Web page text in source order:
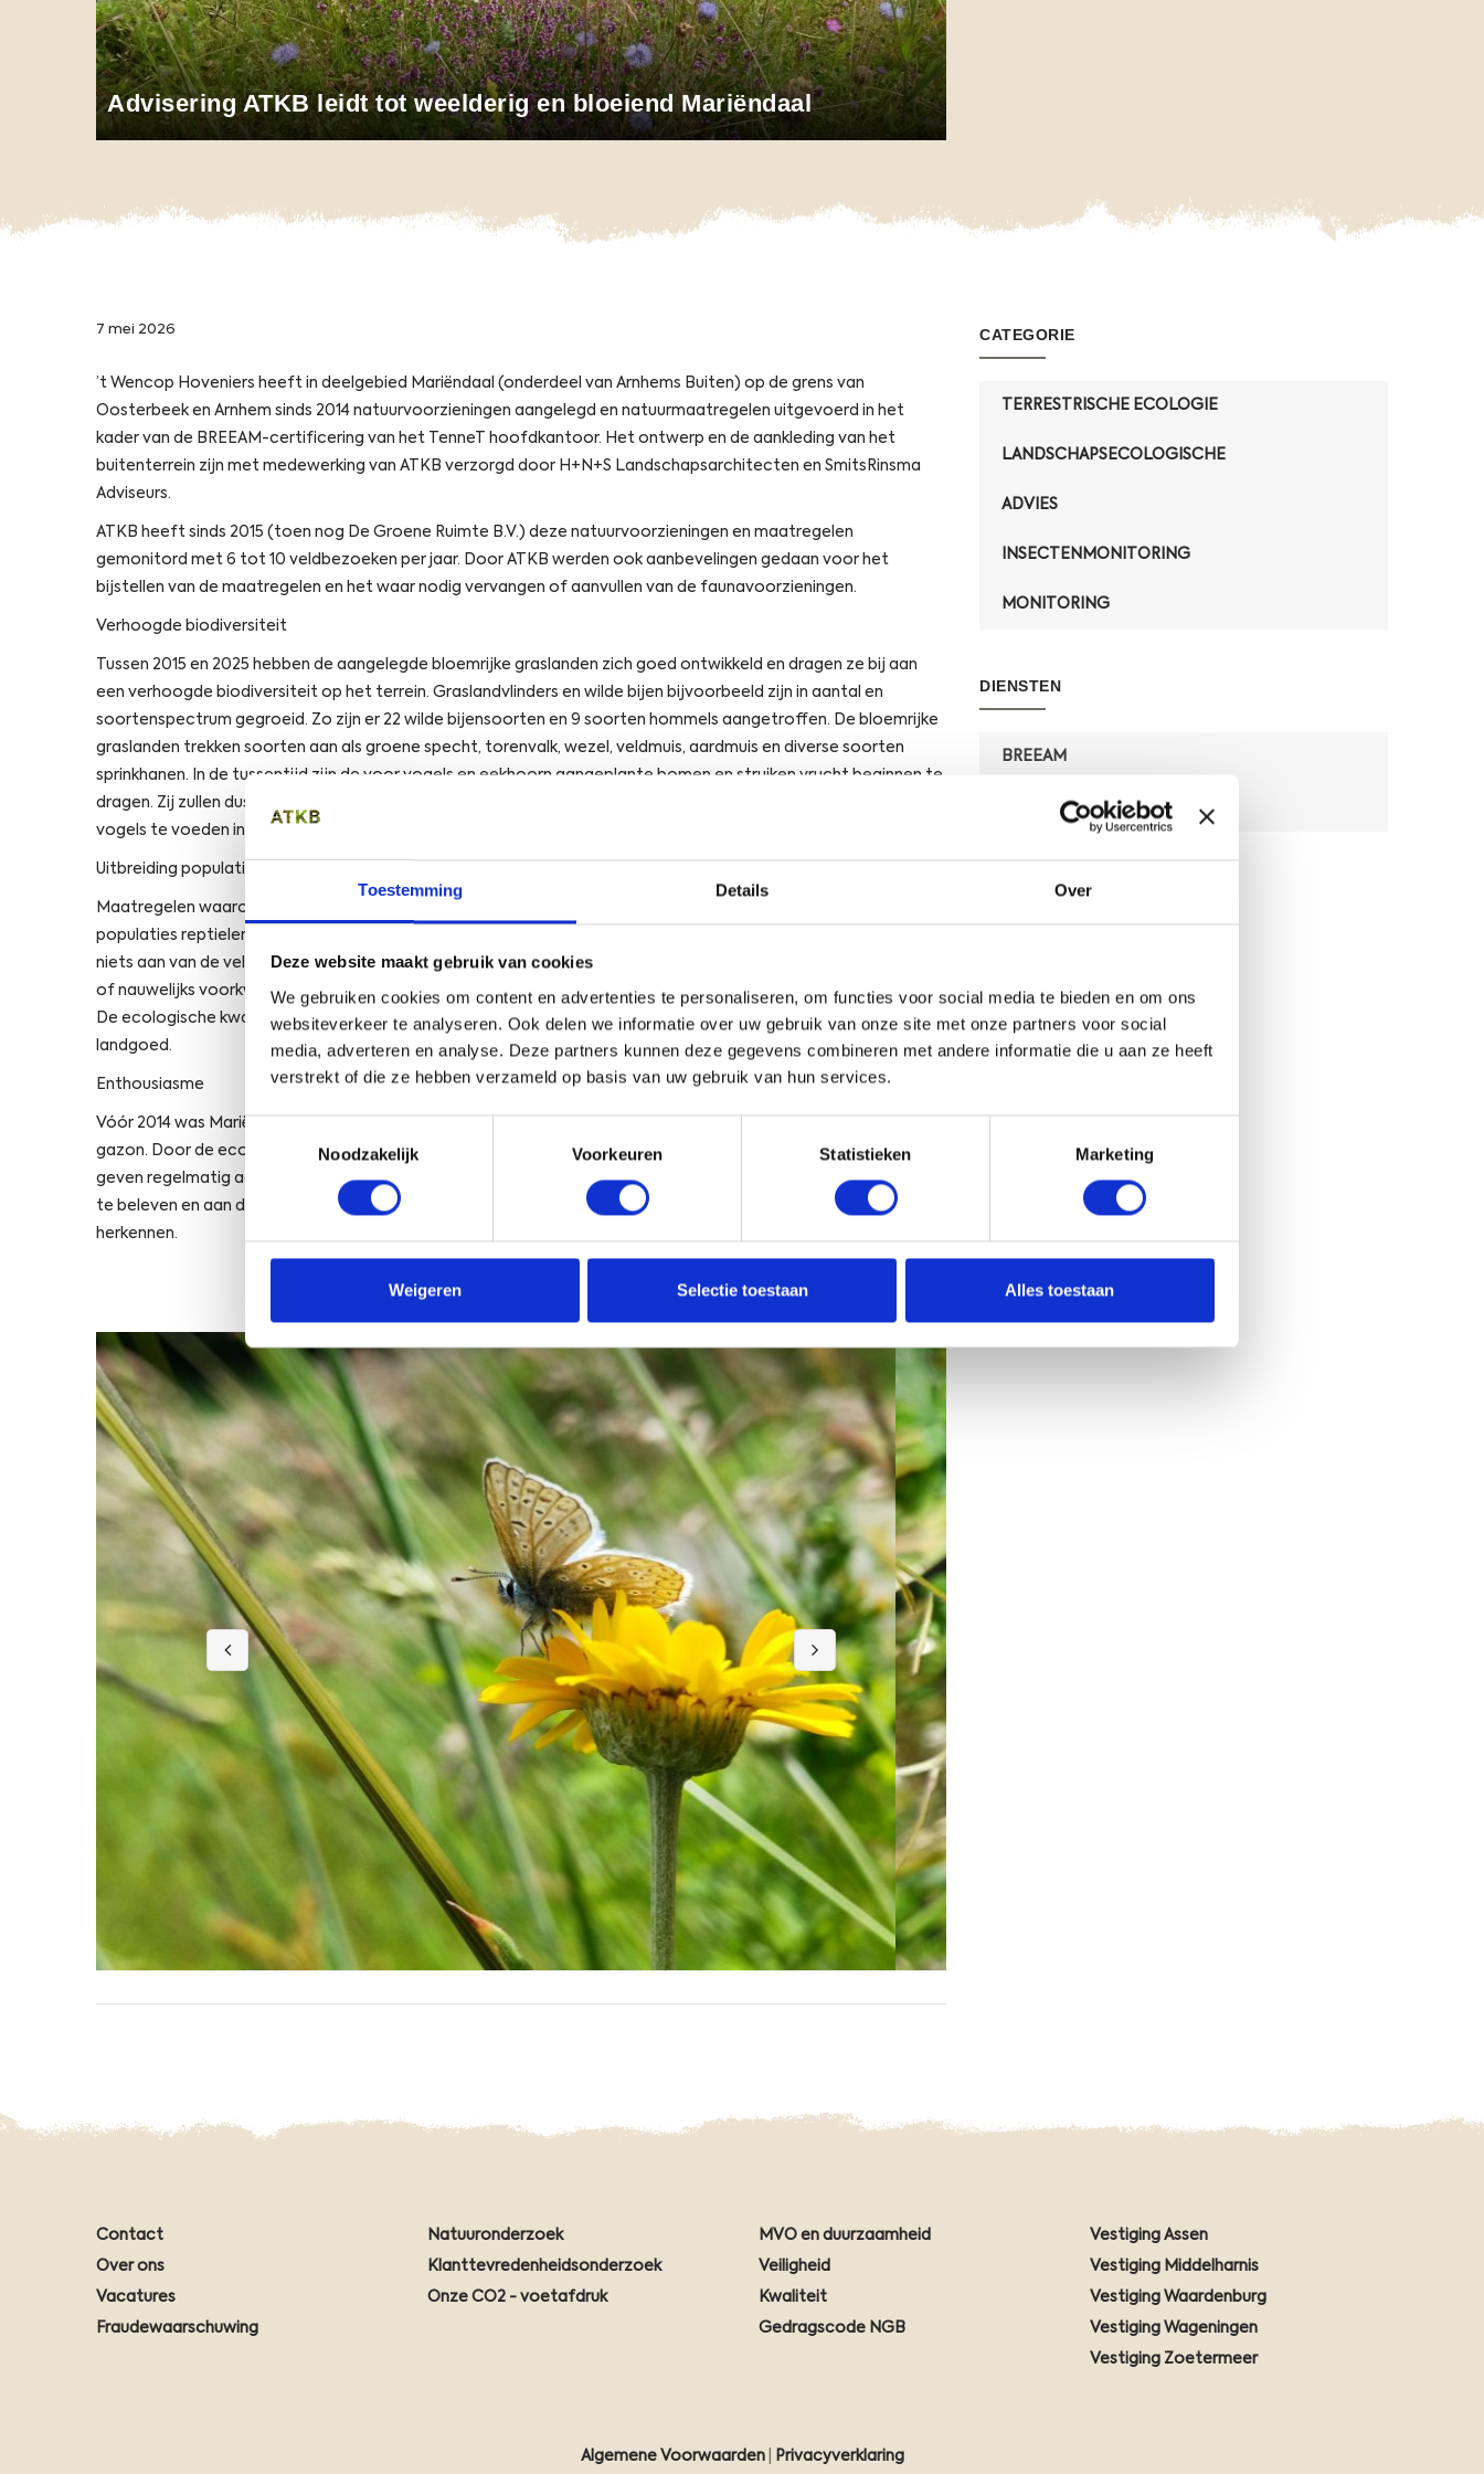
Toestemming Details Over
Deze website maakt gebruik van cookies
We gebruiken cookies om content en advertenties te personaliseren, om functies voor social media te bieden en om ons
websiteverkeer te analyseren. Ook delen we informatie over uw gebruik van onze site met onze partners voor social
media, adverteren en analyse. Deze partners kunnen deze gegevens combineren met andere informatie die u aan ze heeft
verstrekt of die ze hebben verzameld op basis van uw gebruik van hun services.
Toestemmingsselectie
Noodzakelijk
Voorkeuren Statistieken Marketing
Weigeren Selectie toestaan Alles toestaan
Advisering ATKB leidt tot weelderig en bloeiend Mariëndaal
7 mei 2026
’t Wencop Hoveniers heeft in deelgebied Mariëndaal (onderdeel van Arnhems Buiten) op de grens van
Oosterbeek en Arnhem sinds 2014 natuurvoorzieningen aangelegd en natuurmaatregelen uitgevoerd in het
kader van de BREEAM-certificering van het TenneT hoofdkantoor. Het ontwerp en de aankleding van het
buitenterrein zijn met medewerking van ATKB verzorgd door H+N+S Landschapsarchitecten en SmitsRinsma
Adviseurs.
ATKB heeft sinds 2015 (toen nog De Groene Ruimte B.V.) deze natuurvoorzieningen en maatregelen
gemonitord met 6 tot 10 veldbezoeken per jaar. Door ATKB werden ook aanbevelingen gedaan voor het
bijstellen van de maatregelen en het waar nodig vervangen of aanvullen van de faunavoorzieningen.
Verhoogde biodiversiteit
Tussen 2015 en 2025 hebben de aangelegde bloemrijke graslanden zich goed ontwikkeld en dragen ze bij aan
een verhoogde biodiversiteit op het terrein. Graslandvlinders en wilde bijen bijvoorbeeld zijn in aantal en
soortenspectrum gegroeid. Zo zijn er 22 wilde bijensoorten en 9 soorten hommels aangetroffen. De bloemrijke
graslanden trekken soorten aan als groene specht, torenvalk, wezel, veldmuis, aardmuis en diverse soorten
sprinkhanen. In de tussentijd zijn de voor vogels en eekhoorn aangeplante bomen en struiken vrucht beginnen te
dragen. Zij zullen dus bijdragen aan het in stand houden van de eekhoornpopulatie en in staat zijn meer soorten
vogels te voeden in zomer, herfst en winter.
Uitbreiding populaties
Maatregelen waaronder hakhoutbeheer en de bestrijding van woekersoorten zijn gunstig gebleken voor
populaties reptielen en kleine zoogdieren op Mariëndaal. De populaties hazelworm en zandhagedis trekken zich
niets aan van de vele geparkeerde auto’s en hebben zich zelfs uitgebreid naar delen van Mariëndaal waar ze niet
of nauwelijks voorkwamen. Het terrein draagt nu bij aan het in stand houden van deze soorten in de omgeving.
De ecologische kwaliteiten van het terrein sluiten nu beter aan bij dat van het aangrenzende gelijknamige
landgoed.
Enthousiasme
Vóór 2014 was Mariëndaal eenvoudig van structuur met enkele vooroorlogse gebouwen en daartussen vooral
gazon. Door de ecologische inrichting is een wandeling over het terrein veel boeiender geworden. Wandelaars
geven regelmatig aan enthousiast te zijn over de bloemrijke weelde op het terrein. De seizoenen zijn duidelijker
te beleven en aan de hand van flora en fauna zijn zowel elementen van de Veluwe als van het rivierengebied te
herkennen.
Opens in a new window
Opens in a new window
Opens in a new window
CATEGORIE
TERRESTRISCHE ECOLOGIE
LANDSCHAPSECOLOGISCHE
ADVIES
INSECTENMONITORING
MONITORING
DIENSTEN
BREEAM
TERRESTRISCHE ECOLOGIE
Contact
Over ons
Vacatures
Fraudewaarschuwing
Natuuronderzoek
Klanttevredenheidsonderzoek
Onze CO2 - voetafdruk
MVO en duurzaamheid
Veiligheid
Kwaliteit
Gedragscode NGB
Vestiging Assen
Vestiging Middelharnis
Vestiging Waardenburg
Vestiging Wageningen
Vestiging Zoetermeer
Algemene Voorwaarden| Privacyverklaring